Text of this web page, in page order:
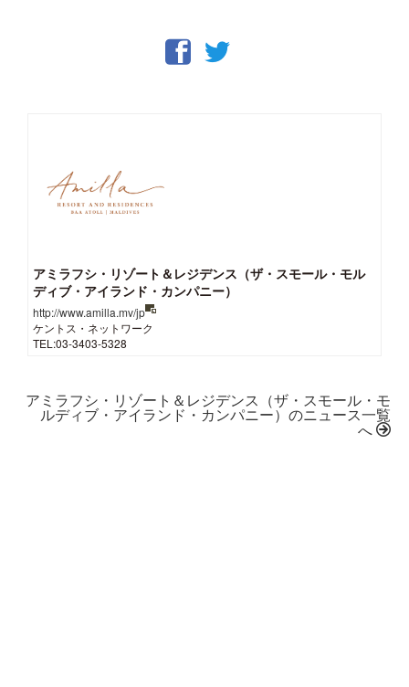
アミラフシ・リゾート＆レジデンス（ザ・スモール・モル
ディブ・アイランド・カンパニー）
http://www.amilla.mv/jp
ケントス・ネットワーク
TEL:03-3403-5328
アミラフシ・リゾート＆レジデンス（ザ・スモール・モ
ルディブ・アイランド・カンパニー）のニュース一覧
へ